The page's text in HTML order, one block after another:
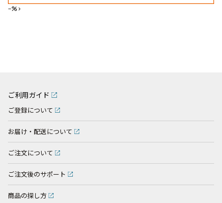
--%>
ご利用ガイド
ご登録について
お届け・配送について
ご注文について
ご注文後のサポート
商品の探し方